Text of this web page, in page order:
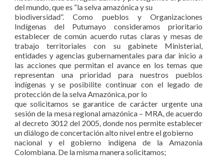
del mundo, que es “la selva amazónica y su
biodiversidad”. Como pueblos y Organizaciones
Indígenas del Putumayo consideramos prioritario
establecer de común acuerdo rutas claras y mesas de
trabajo territoriales con su gabinete Ministerial,
entidades y agencias gubernamentales para dar inicio a
las acciones que permitan el avance en los temas que
representan una prioridad para nuestros pueblos
indígenas y se posibilite continuar con el legado de
protección de la selva Amazónica, por lo
que solicitamos se garantice de carácter urgente una
sesión de la mesa regional amazónica – MRA, de acuerdo
al decreto 3012 del 2005, donde nos permite establecer
un diálogo de concertación alto nivel entre el gobierno
nacional y el gobierno indígena de la Amazonia
Colombiana. De la misma manera solicitamos;